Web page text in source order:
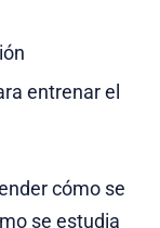
entrenar el
cómo se
se estudia